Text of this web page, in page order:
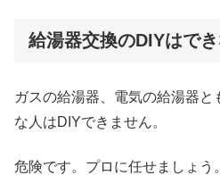
給湯器交換のDIYはでき
ガスの給湯器、電気の給湯器
な人はDIYできません。
危険です。プロに任せましょう。